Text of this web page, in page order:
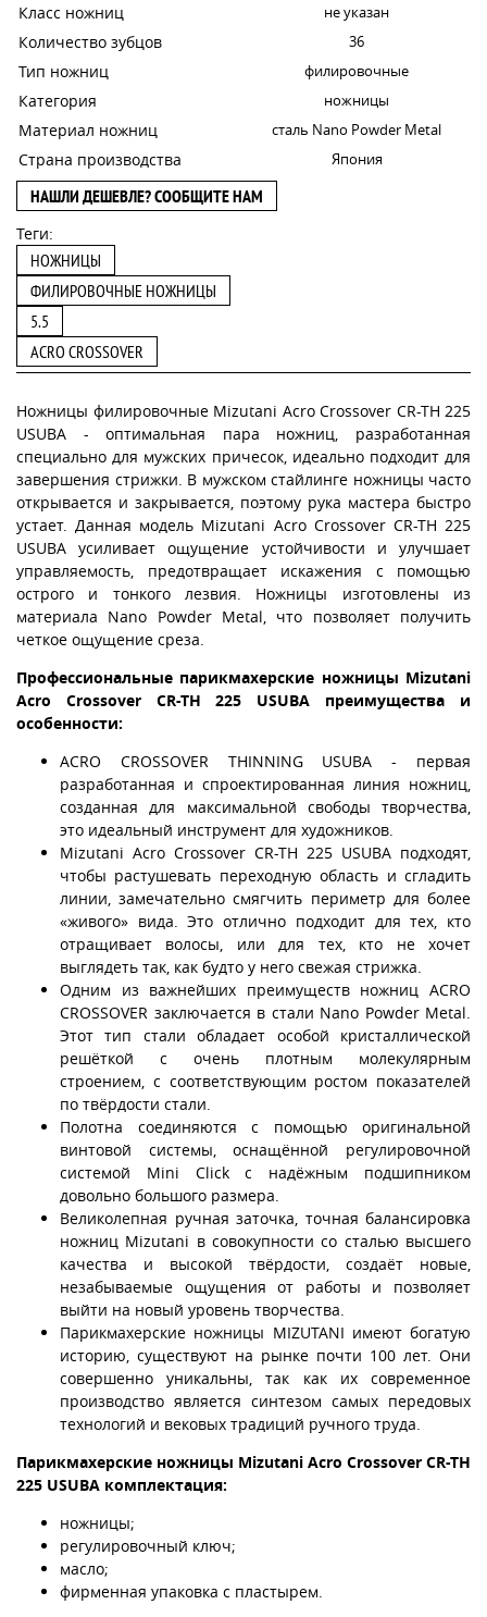
Класс ножниц не указан
Количество зубцов 36
Тип ножниц филировочные
Категория ножницы
Материал ножниц сталь Nano Powder Metal
Страна производства Япония
НАШЛИ ДЕШЕВЛЕ? СООБЩИТЕ НАМ
Теги:
НОЖНИЦЫ
ФИЛИРОВОЧНЫЕ НОЖНИЦЫ
5.5
ACRO CROSSOVER
Ножницы филировочные Mizutani Acro Crossover CR-TH 225
USUBA - ​​оптимальная пара ножниц, разработанная
специально для мужских причесок, идеально подходит для
завершения стрижки. В мужском стайлинге ножницы часто
открывается и закрывается, поэтому рука мастера быстро
устает. Данная модель Mizutani Acro Crossover CR-TH 225
USUBA усиливает ощущение устойчивости и улучшает
управляемость, предотвращает искажения с помощью
острого и тонкого лезвия. Ножницы изготовлены из
материала Nano Powder Metal, что позволяет получить
четкое ощущение среза.
Профессиональные парикмахерские ножницы Mizutani
Acro Crossover CR-TH 225 USUBA преимущества и
особенности:
ACRO CROSSOVER THINNING USUBA - первая
разработанная и спроектированная линия ножниц,
созданная для максимальной свободы творчества,
это идеальный инструмент для художников.
Mizutani Acro Crossover CR-TH 225 USUBA подходят,
чтобы растушевать переходную область и сгладить
линии, замечательно смягчить периметр для более
«живого» вида. Это отлично подходит для тех, кто
отращивает волосы, или для тех, кто не хочет
выглядеть так, как будто у него свежая стрижка.
Одним из важнейших преимуществ ножниц ACRO
CROSSOVER заключается в стали Nano Powder Metal.
Этот тип стали обладает особой кристаллической
решёткой с очень плотным молекулярным
строением, с соответствующим ростом показателей
по твёрдости стали.
Полотна соединяются с помощью оригинальной
винтовой системы, оснащённой регулировочной
системой Mini Click с надёжным подшипником
довольно большого размера.
Великолепная ручная заточка, точная балансировка
ножниц Mizutani в совокупности со сталью высшего
качества и высокой твёрдости, создаёт новые,
незабываемые ощущения от работы и позволяет
выйти на новый уровень творчества.
Парикмахерские ножницы MIZUTANI имеют богатую
историю, существуют на рынке почти 100 лет. Они
совершенно уникальны, так как их современное
производство является синтезом самых передовых
технологий и вековых традиций ручного труда.
Парикмахерские ножницы Mizutani Acro Crossover CR-TH
225 USUBA комплектация:
ножницы;
регулировочный ключ;
масло;
фирменная упаковка с пластырем.